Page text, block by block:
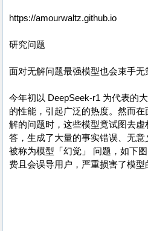
https://amourwaltz.github.io
研究问题
面对无解问题最强模型也会束手无
今年初以 DeepSeek-r1 为代表的
的性能，引起广泛的热度。然而
解的问题时，这些模型竟试图去
答，生成了大量的事实错误、无
被称为模型「幻觉」 问题，如下
费且会误导用户，严重损害了模型